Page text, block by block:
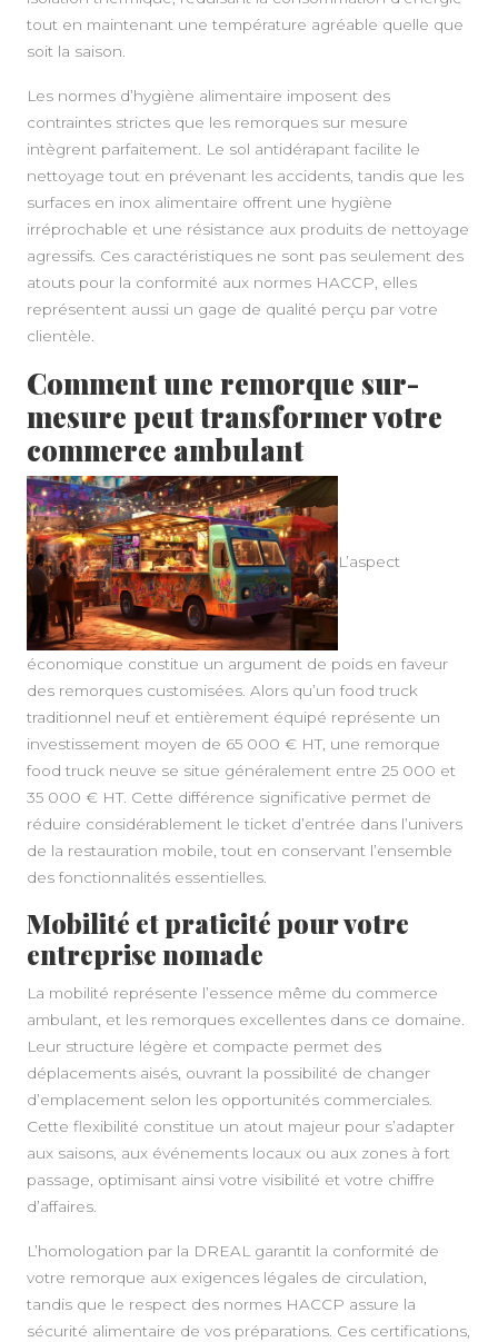
tout en maintenant une température agréable quelle que
soit la saison.
Les normes d’hygiène alimentaire imposent des
contraintes strictes que les remorques sur mesure
intègrent parfaitement. Le sol antidérapant facilite le
nettoyage tout en prévenant les accidents, tandis que les
surfaces en inox alimentaire offrent une hygiène
irréprochable et une résistance aux produits de nettoyage
agressifs. Ces caractéristiques ne sont pas seulement des
atouts pour la conformité aux normes HACCP, elles
représentent aussi un gage de qualité perçu par votre
clientèle.
Comment une remorque sur-
mesure peut transformer votre
commerce ambulant
L’aspect
économique constitue un argument de poids en faveur
des remorques customisées. Alors qu’un food truck
traditionnel neuf et entièrement équipé représente un
investissement moyen de 65 000 € HT, une remorque
food truck neuve se situe généralement entre 25 000 et
35 000 € HT. Cette différence significative permet de
réduire considérablement le ticket d’entrée dans l’univers
de la restauration mobile, tout en conservant l’ensemble
des fonctionnalités essentielles.
Mobilité et praticité pour votre
entreprise nomade
La mobilité représente l’essence même du commerce
ambulant, et les remorques excellentes dans ce domaine.
Leur structure légère et compacte permet des
déplacements aisés, ouvrant la possibilité de changer
d’emplacement selon les opportunités commerciales.
Cette flexibilité constitue un atout majeur pour s’adapter
aux saisons, aux événements locaux ou aux zones à fort
passage, optimisant ainsi votre visibilité et votre chiffre
d’affaires.
L’homologation par la DREAL garantit la conformité de
votre remorque aux exigences légales de circulation,
tandis que le respect des normes HACCP assure la
sécurité alimentaire de vos préparations. Ces certifications,